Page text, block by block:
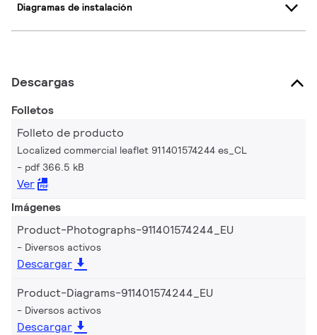
Diagramas de instalación
Descargas
Folletos
Folleto de producto
Localized commercial leaflet 911401574244 es_CL
pdf 366.5 kB
Ver
Imágenes
Product-Photographs-911401574244_EU
Diversos activos
Descargar
Product-Diagrams-911401574244_EU
Diversos activos
Descargar